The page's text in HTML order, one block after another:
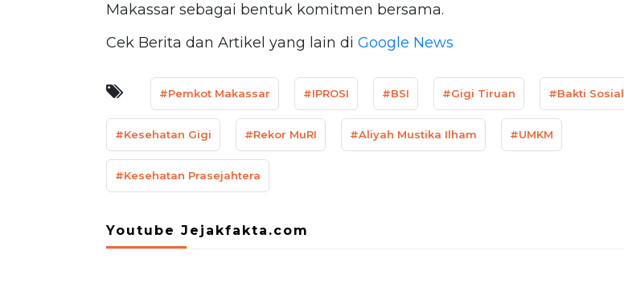
Makassar sebagai bentuk komitmen bersama.
Cek Berita dan Artikel yang lain di Google News
#Pemkot Makassar #IPROSI #BSI #Gigi Tiruan #Bakti Sosial
#Kesehatan Gigi #Rekor MuRI #Aliyah Mustika Ilham #UMKM
#Kesehatan Prasejahtera
Youtube Jejakfakta.com